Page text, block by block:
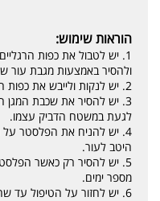
הוראות שימוש:
1. יש לטבול את כפות
ולהסיר באמצעות מגבת
2. יש לנקות ולייבש את כפות הרגליים.
3. יש להסיר את שכבת המגן
לגעת במשטח הדביק עצמו.
4. יש להניח את הפלסטר
היטב לעור.
5. יש להסיר רק כאשר
מספר ימים.
6. יש לחזור על הטיפול עד שהעור נרפא לחלוטין.